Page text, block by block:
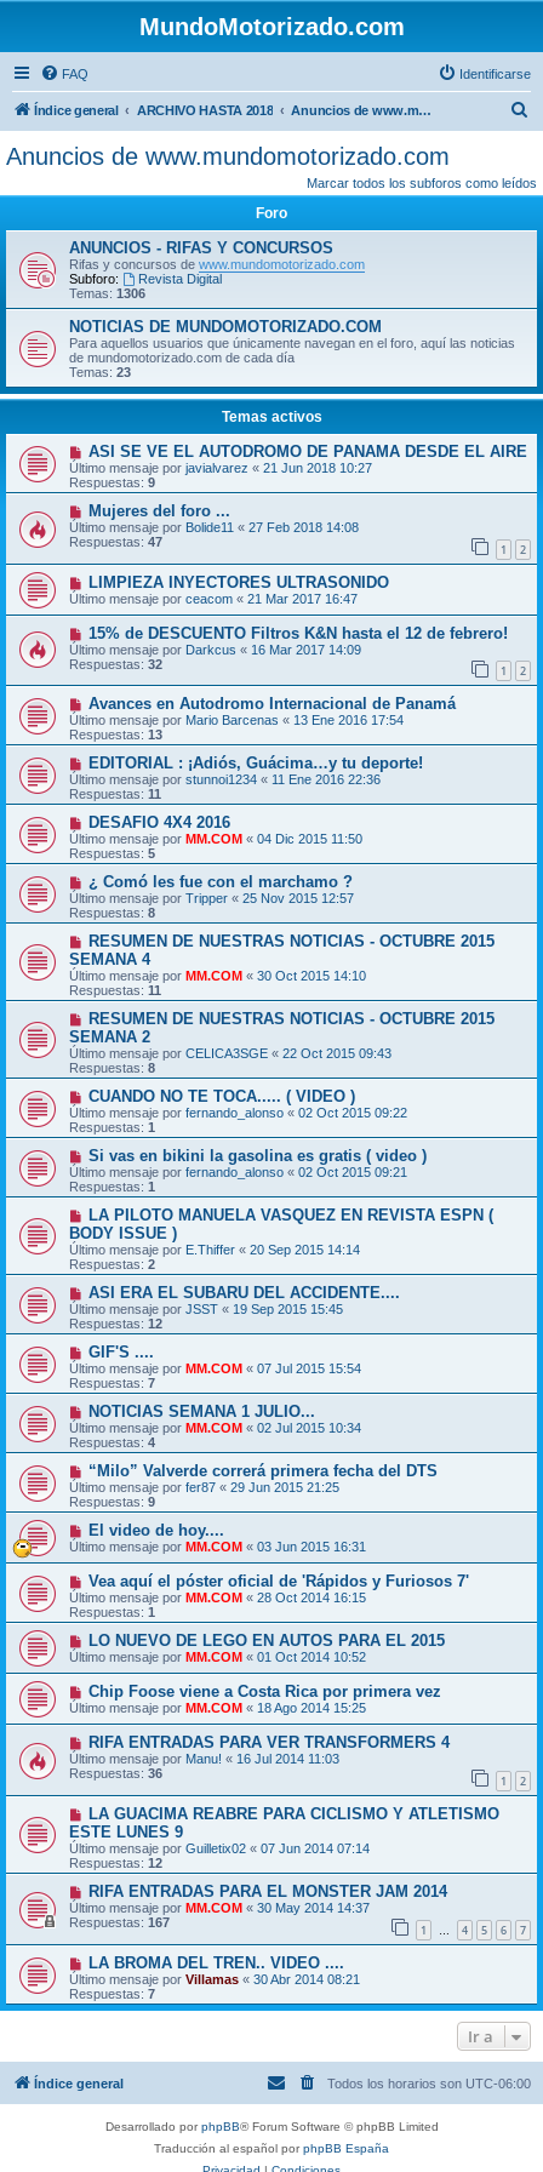
MundoMotorizado.com
FAQ Identificarse
Índice general ARCHIVO HASTA 2018 Anuncios de www.mundomotorizado.com
c
Anuncios de www.mundomotorizado.com
Marcar todos los subforos como leídos
Foro
ANUNCIOS - RIFAS Y CONCURSOS
Rifas y concursos de www.mundomotorizado.com
Subforo:
Revista Digital
Temas: 1306
NOTICIAS DE MUNDOMOTORIZADO.COM
Para aquellos usuarios que únicamente navegan en el foro, aquí las noticias
de mundomotorizado.com de cada día
Temas: 23
Temas activos
ASI SE VE EL AUTODROMO DE PANAMA DESDE EL AIRE
Último mensaje por javialvarez « 21 Jun 2018 10:27
Respuestas: 9
Mujeres del foro ...
Último mensaje por Bolide11 « 27 Feb 2018 14:08
Respuestas: 47 1 2
LIMPIEZA INYECTORES ULTRASONIDO
Último mensaje por ceacom « 21 Mar 2017 16:47
15% de DESCUENTO Filtros K&N hasta el 12 de febrero!
Último mensaje por Darkcus « 16 Mar 2017 14:09
Respuestas: 32 1 2
Avances en Autodromo Internacional de Panamá
Último mensaje por Mario Barcenas « 13 Ene 2016 17:54
Respuestas: 13
EDITORIAL : ¡Adiós, Guácima…y tu deporte!
Último mensaje por stunnoi1234 « 11 Ene 2016 22:36
Respuestas: 11
DESAFIO 4X4 2016
Último mensaje por MM.COM « 04 Dic 2015 11:50
Respuestas: 5
¿ Comó les fue con el marchamo ?
Último mensaje por Tripper « 25 Nov 2015 12:57
Respuestas: 8
RESUMEN DE NUESTRAS NOTICIAS - OCTUBRE 2015
SEMANA 4
Último mensaje por MM.COM « 30 Oct 2015 14:10
Respuestas: 11
RESUMEN DE NUESTRAS NOTICIAS - OCTUBRE 2015
SEMANA 2
Último mensaje por CELICA3SGE « 22 Oct 2015 09:43
Respuestas: 8
CUANDO NO TE TOCA..... ( VIDEO )
Último mensaje por fernando_alonso « 02 Oct 2015 09:22
Respuestas: 1
Si vas en bikini la gasolina es gratis ( video )
Último mensaje por fernando_alonso « 02 Oct 2015 09:21
Respuestas: 1
LA PILOTO MANUELA VASQUEZ EN REVISTA ESPN (
BODY ISSUE )
Último mensaje por E.Thiffer « 20 Sep 2015 14:14
Respuestas: 2
ASI ERA EL SUBARU DEL ACCIDENTE....
Último mensaje por JSST « 19 Sep 2015 15:45
Respuestas: 12
GIF'S ....
Último mensaje por MM.COM « 07 Jul 2015 15:54
Respuestas: 7
NOTICIAS SEMANA 1 JULIO...
Último mensaje por MM.COM « 02 Jul 2015 10:34
Respuestas: 4
“Milo” Valverde correrá primera fecha del DTS
Último mensaje por fer87 « 29 Jun 2015 21:25
Respuestas: 9
El video de hoy....
Último mensaje por MM.COM « 03 Jun 2015 16:31
Vea aquí el póster oficial de 'Rápidos y Furiosos 7'
Último mensaje por MM.COM « 28 Oct 2014 16:15
Respuestas: 1
LO NUEVO DE LEGO EN AUTOS PARA EL 2015
Último mensaje por MM.COM « 01 Oct 2014 10:52
Chip Foose viene a Costa Rica por primera vez
Último mensaje por MM.COM « 18 Ago 2014 15:25
RIFA ENTRADAS PARA VER TRANSFORMERS 4
Último mensaje por Manu! « 16 Jul 2014 11:03
Respuestas: 36 1 2
LA GUACIMA REABRE PARA CICLISMO Y ATLETISMO
ESTE LUNES 9
Último mensaje por Guilletix02 « 07 Jun 2014 07:14
Respuestas: 12
RIFA ENTRADAS PARA EL MONSTER JAM 2014
Último mensaje por MM.COM « 30 May 2014 14:37
Respuestas: 167 1 … 4 5 6 7
LA BROMA DEL TREN.. VIDEO ....
Último mensaje por Villamas « 30 Abr 2014 08:21
Respuestas: 7
Ir a
Índice general Todos los horarios son UTC-06:00
Desarrollado porphpBB® Forum Software © phpBB Limited
Traducción al español porphpBB España